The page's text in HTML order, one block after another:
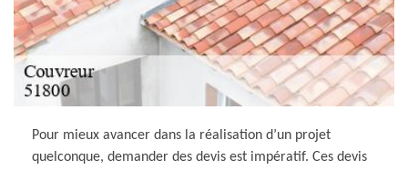
Pour mieux avancer dans la réalisation d’un projet
quelconque, demander des devis est impératif. Ces devis